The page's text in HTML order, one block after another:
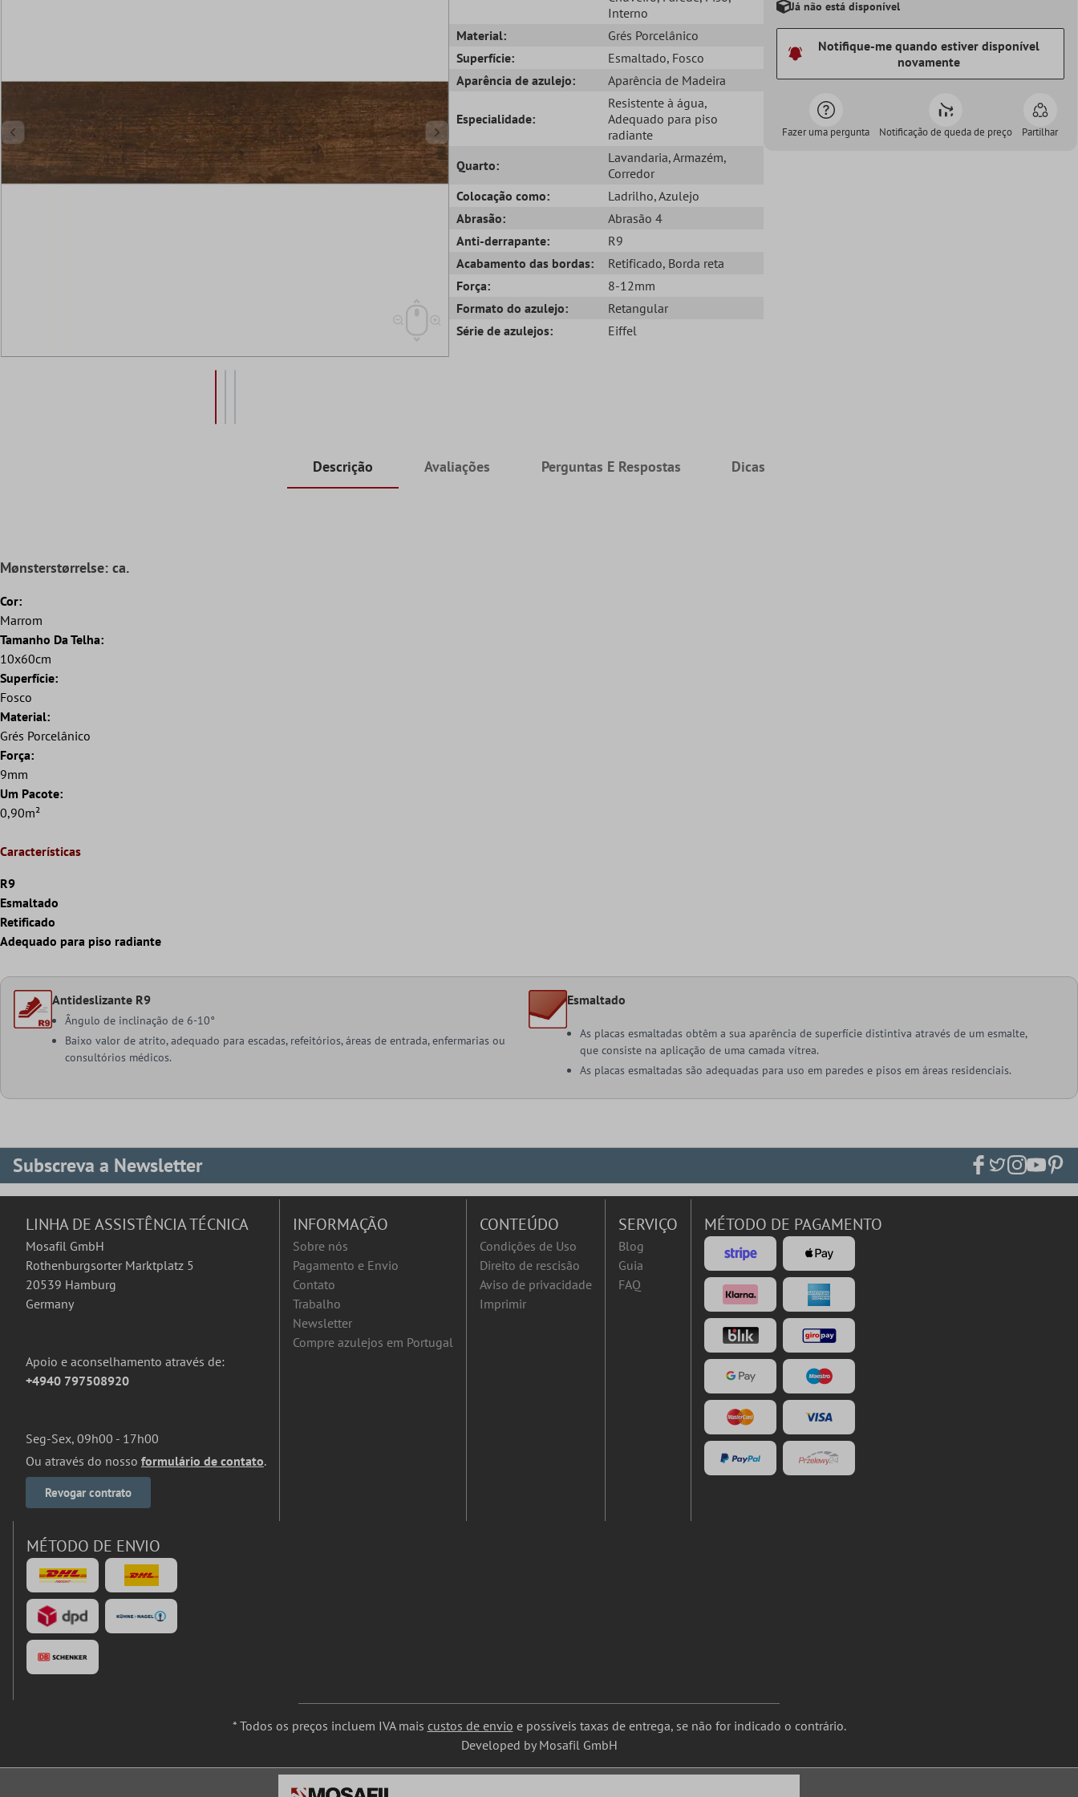
Interno
Material:
Grés Porcelânico
Superfície:
Esmaltado, Fosco
Aparência de azulejo:
Aparência de Madeira
Especialidade:
Resistente à água,
Adequado para piso
radiante
Quarto:
Lavandaria, Armazém,
Corredor
Colocação como:
Ladrilho, Azulejo
Abrasão:
Abrasão 4
Anti-derrapante:
R9
Acabamento das bordas:
Retificado, Borda reta
Força:
8-12mm
Formato do azulejo:
Retangular
Série de azulejos:
Eiffel
Já não está disponível
Notifique-me quando estiver disponível
novamente
Fazer uma pergunta Notificação de queda de preço Partilhar
Descrição Avaliações Perguntas E Respostas Dicas
Mønsterstørrelse: ca.
Cor:
Marrom
Tamanho Da Telha:
10x60cm
Superfície:
Fosco
Material:
Grés Porcelânico
Força:
9mm
Um Pacote:
0,90m²
Características
R9
Esmaltado
Retificado
Adequado para piso radiante
Antideslizante R9
Ângulo de inclinação de 6-10°
Baixo valor de atrito, adequado para escadas, refeitórios, áreas de entrada, enfermarias ou
consultórios médicos.
Esmaltado
As placas esmaltadas obtêm a sua aparência de superfície distintiva através de um esmalte,
que consiste na aplicação de uma camada vítrea.
As placas esmaltadas são adequadas para uso em paredes e pisos em áreas residenciais.
Subscreva a Newsletter
LINHA DE ASSISTÊNCIA TÉCNICA
Mosafil GmbH
Rothenburgsorter Marktplatz 5
20539 Hamburg
Germany
Apoio e aconselhamento através de:
+4940 797508920
Seg-Sex, 09h00 - 17h00
Ou através do nosso formulário de contato.
Revogar contrato
INFORMAÇÃO
Sobre nós
Pagamento e Envio
Contato
Trabalho
Newsletter
Compre azulejos em Portugal
CONTEÚDO
Condições de Uso
Direito de rescisão
Aviso de privacidade
Imprimir
SERVIÇO
Blog
Guia
FAQ
MÉTODO DE PAGAMENTO
MÉTODO DE ENVIO
* Todos os preços incluem IVA mais custos de envio e possíveis taxas de entrega, se não for indicado o contrário.
Developed by Mosafil GmbH